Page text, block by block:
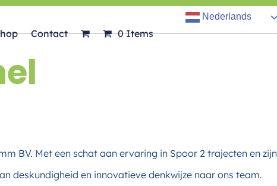
Nederlands
Contact 0 Items
BV. Met een schat aan ervaring in Spoor 2 trajecten en zijn
deskundigheid en innovatieve denkwijze naar ons team.